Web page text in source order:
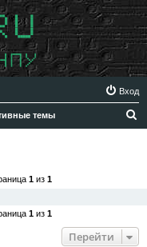
Вход
темы
1из 1
1из 1
Перейти